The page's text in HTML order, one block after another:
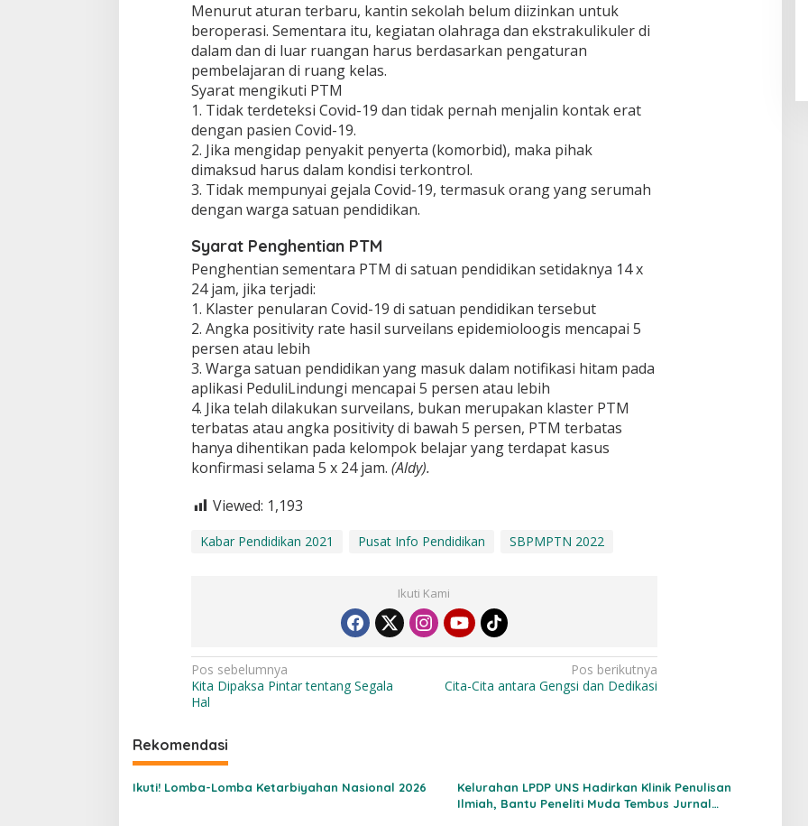
Menurut aturan terbaru, kantin sekolah belum diizinkan untuk
beroperasi. Sementara itu, kegiatan olahraga dan ekstrakulikuler di
dalam dan di luar ruangan harus berdasarkan pengaturan
pembelajaran di ruang kelas.
Syarat mengikuti PTM
1. Tidak terdeteksi Covid-19 dan tidak pernah menjalin kontak erat
dengan pasien Covid-19.
2. Jika mengidap penyakit penyerta (komorbid), maka pihak
dimaksud harus dalam kondisi terkontrol.
3. Tidak mempunyai gejala Covid-19, termasuk orang yang serumah
dengan warga satuan pendidikan.
Syarat Penghentian PTM
Penghentian sementara PTM di satuan pendidikan setidaknya 14 x
24 jam, jika terjadi:
1. Klaster penularan Covid-19 di satuan pendidikan tersebut
2. Angka positivity rate hasil surveilans epidemioloogis mencapai 5
persen atau lebih
3. Warga satuan pendidikan yang masuk dalam notifikasi hitam pada
aplikasi PeduliLindungi mencapai 5 persen atau lebih
4. Jika telah dilakukan surveilans, bukan merupakan klaster PTM
terbatas atau angka positivity di bawah 5 persen, PTM terbatas
hanya dihentikan pada kelompok belajar yang terdapat kasus
konfirmasi selama 5 x 24 jam. (Aldy).
Viewed: 1,193
Kabar Pendidikan 2021 Pusat Info Pendidikan SBPMPTN 2022
Ikuti Kami
N
a
i
g
a
Pos sebelumnya
Kita Dipaksa Pintar tentang Segala
Hal
Pos berikutnya
Cita-Cita antara Gengsi dan Dedikasi
Rekomendasi
Ikuti! Lomba-Lomba Ketarbiyahan Nasional 2026
Kelurahan LPDP UNS Hadirkan Klinik Penulisan
Ilmiah, Bantu Peneliti Muda Tembus Jurnal